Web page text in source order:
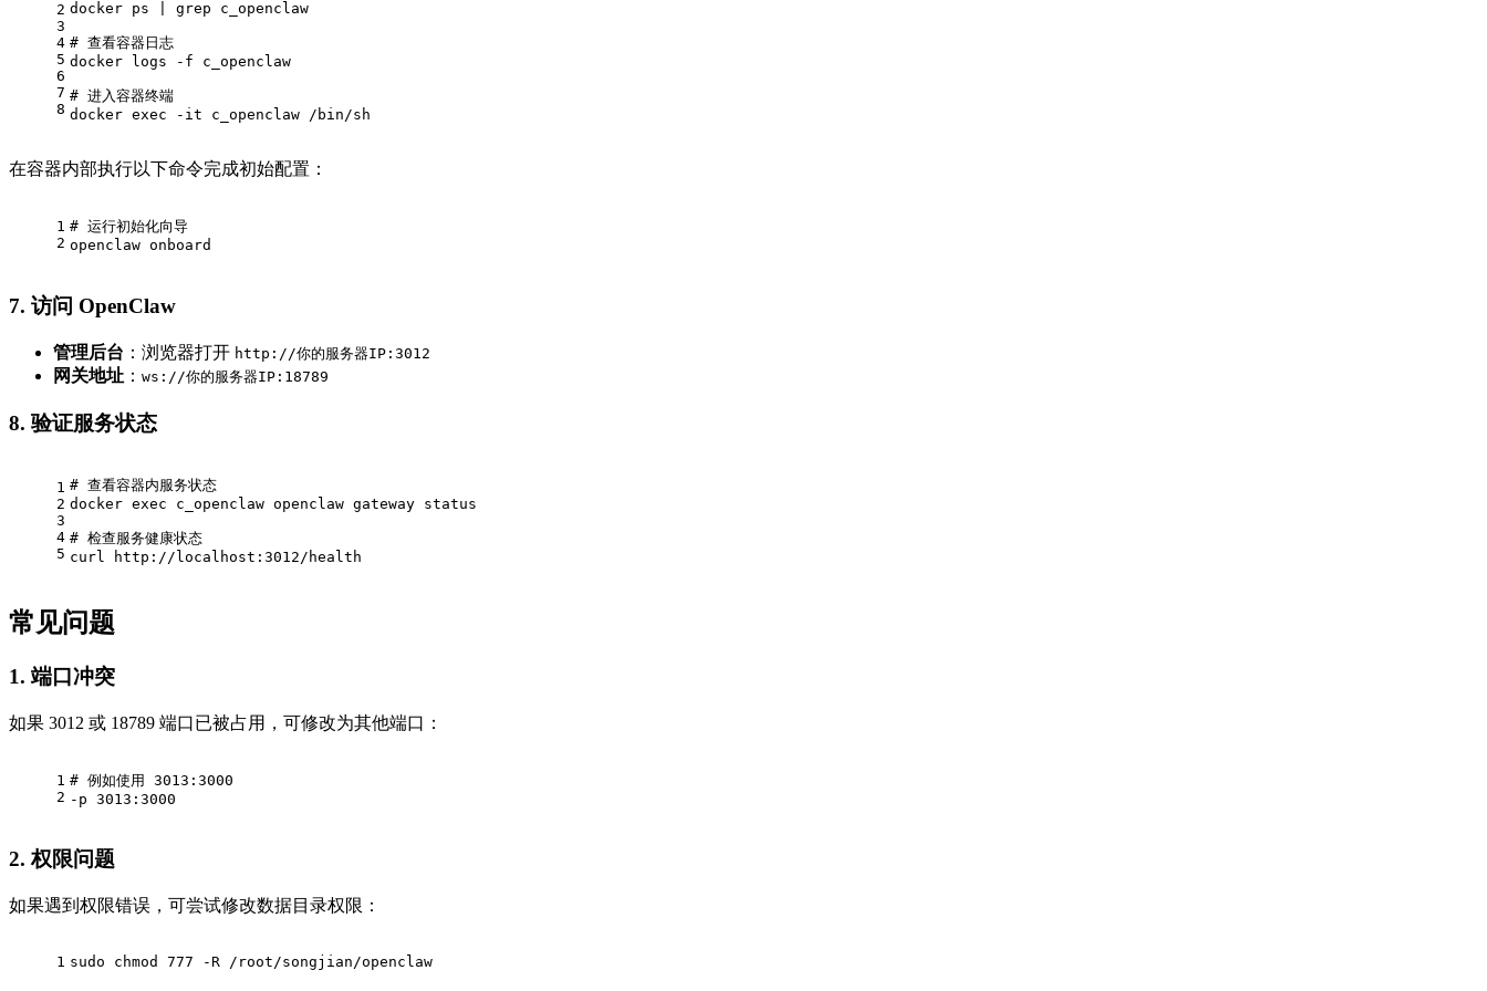
2
3
4
5
6
7
8
docker ps | grep c_openclaw
# 查看容器日志
docker logs -f c_openclaw
# 进入容器终端
docker exec -it c_openclaw /bin/sh
在容器内部执行以下命令完成初始配置：
1
2
# 运行初始化向导
openclaw onboard
7. 访问 OpenClaw
管理后台 ：浏览器打开 http://你的服务器IP:3012
网关地址 ： ws://你的服务器IP:18789
8. 验证服务状态
1
2
3
4
5
# 查看容器内服务状态
docker exec c_openclaw openclaw gateway status
# 检查服务健康状态
curl http://localhost:3012/health
常见问题
1. 端口冲突
如果 3012 或 18789 端口已被占用，可修改为其他端口：
1
2
# 例如使用 3013:3000
-p 3013:3000
2. 权限问题
如果遇到权限错误，可尝试修改数据目录权限：
1 sudo chmod 777 -R /root/songjian/openclaw